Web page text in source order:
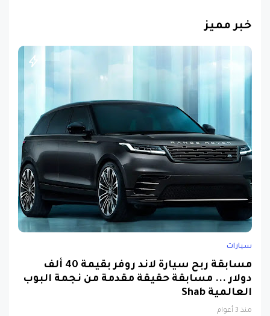
خبر مميز
سيارات
مسابقة ربح سيارة لاند روفر بقيمة 40 ألف
دولار ... مسابقة حقيقة مقدمة من نجمة البوب
العالمية Shab
منذ 3 أعوام